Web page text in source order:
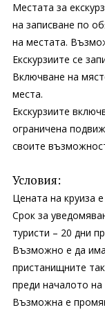
Местата за
на записване по
на местата.
Екскурзиите се
Включване на
места.
Екскурзиите
ограничена
своите
Условия:
Цената на круиза
Срок за
туристи – 20 дни
Възможно е да
пристанищните
преди началото на
Възможна е